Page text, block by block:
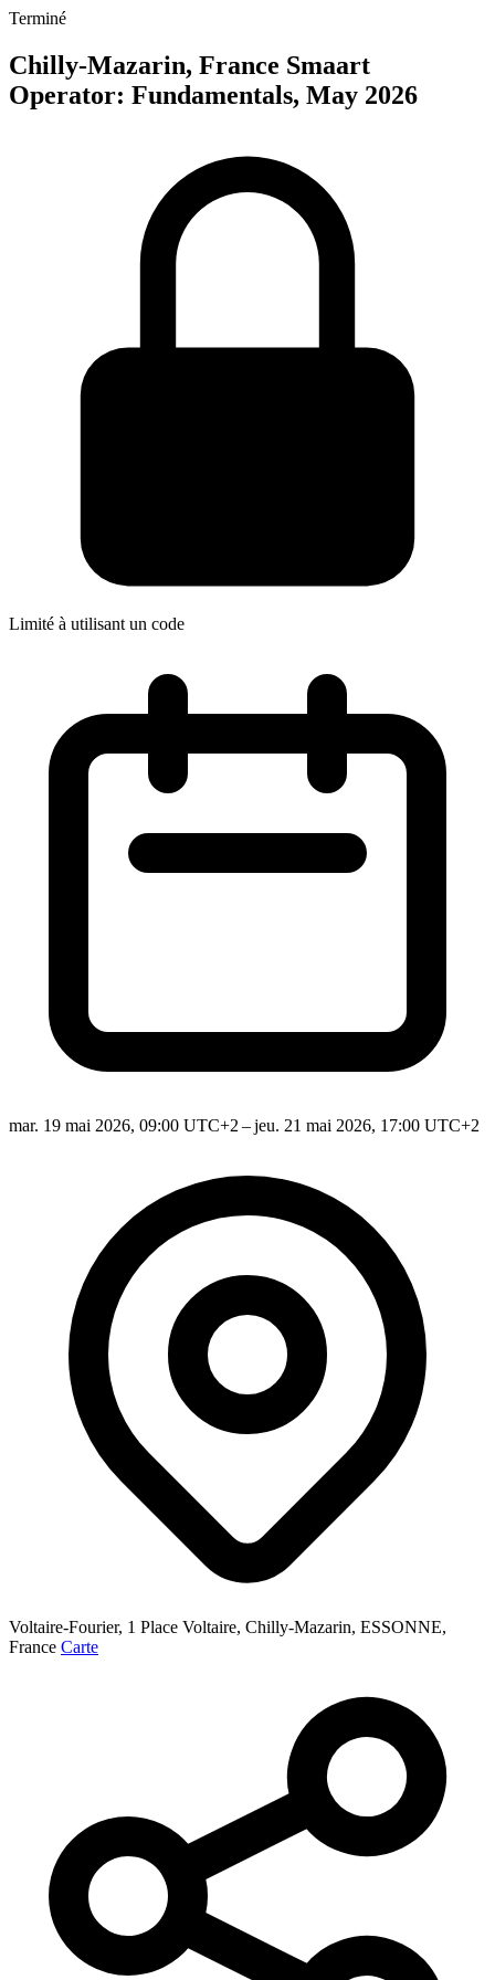
Terminé
Chilly-Mazarin, France Smaart
Operator: Fundamentals, May 2026
Limité à utilisant un code
mar. 19 mai 2026, 09:00 UTC+2 – jeu. 21 mai 2026, 17:00 UTC+2
Voltaire-Fourier, 1 Place Voltaire, Chilly-Mazarin, ESSONNE,
France Carte